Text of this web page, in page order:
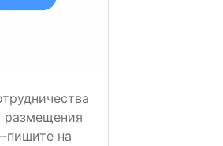
размещения
пишите на